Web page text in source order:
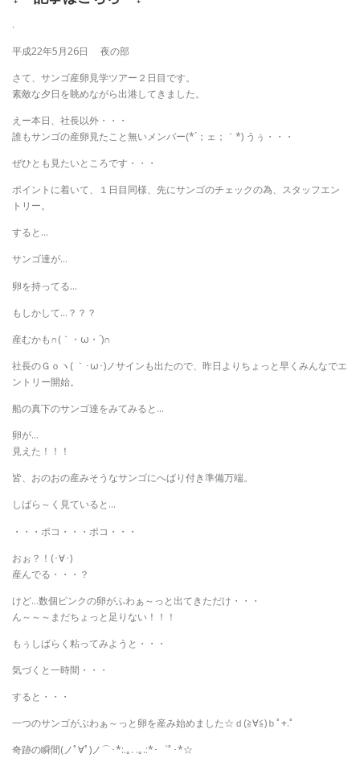
.
平成22年5月26日 夜の部
さて、サンゴ産卵見学ツアー２日目です。
素敵な夕日を眺めながら出港してきました。
えー本日、社長以外・・・
誰もサンゴの産卵見たこと無いメンバー(*´；ェ；｀*) うぅ・・・
ぜひとも見たいところです・・・
ポイントに着いて、１日目同様、先にサンゴのチェックの為、スタッフエン
トリー。
すると…
サンゴ達が…
卵を持ってる…
もしかして…？？？
産むかも∩(｀・ω・´)∩
社長のＧｏヽ( ｀･ω･)ノサインも出たので、昨日よりちょっと早くみんなでエ
ントリー開始。
船の真下のサンゴ達をみてみると…
卵が…
見えた！！！
皆、おのおの産みそうなサンゴにへばり付き準備万端。
しばら～く見ていると…
・・・ポコ・・・ポコ・・・
おぉ？！(･∀･)
産んでる・・・？
けど…数個ピンクの卵がふわぁ～っと出てきただけ・・・
ん～～～まだちょっと足りない！！！
もぅしばらく粘ってみようと・・・
気づくと一時間・・・
すると・・・
一つのサンゴがぶわぁ～っと卵を産み始めました☆ｄ(≧∀≦)ｂﾟ+.ﾟ
奇跡の瞬間(ノﾟ∀ﾟ)ノ⌒･*:.｡. .｡.:*･゜ﾟ･*☆